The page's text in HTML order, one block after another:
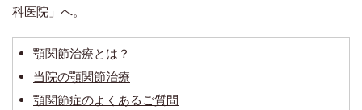
科医院」へ。
顎関節治療とは？
当院の顎関節治療
顎関節症のよくあるご質問